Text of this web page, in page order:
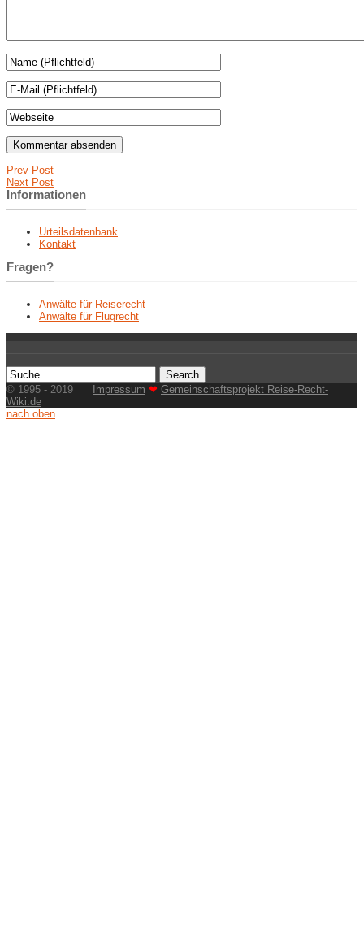
Prev Post
Next Post
Informationen
Urteilsdatenbank
Kontakt
Fragen?
Anwälte für Reiserecht
Anwälte für Flugrecht
© 1995 - 2019 Impressum ❤ Gemeinschaftsprojekt Reise-Recht-
Wiki.de
nach oben